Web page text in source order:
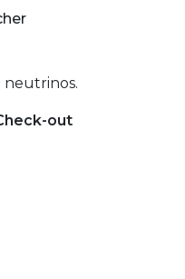
neutrinos.
out